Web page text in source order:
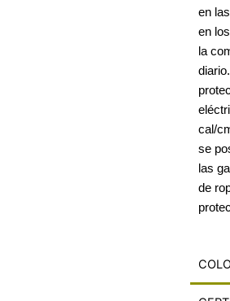
en
en
la
cal/
se
las
de